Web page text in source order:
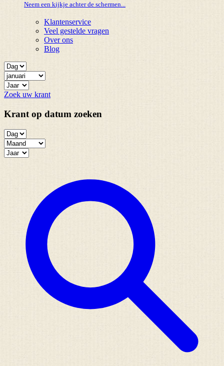
Neem een kijkje achter de schermen...
Klantenservice
Veel gestelde vragen
Over ons
Blog
Zoek uw krant
Krant op datum zoeken